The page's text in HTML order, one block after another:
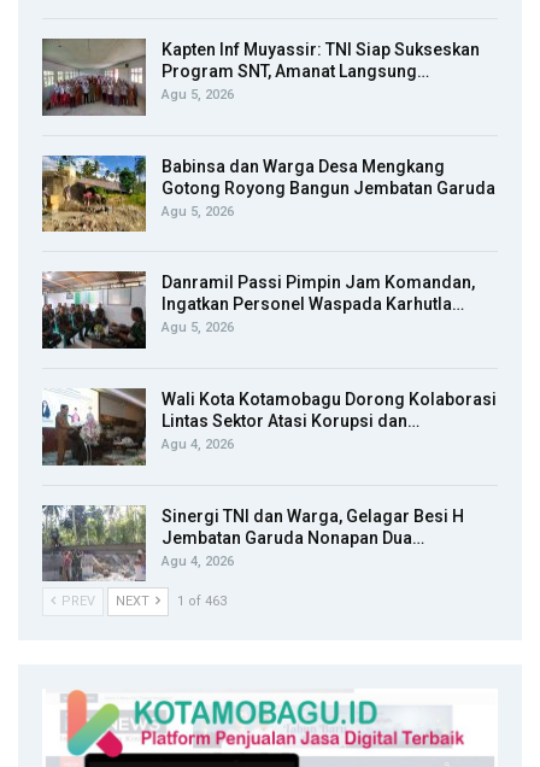
Kapten Inf Muyassir: TNI Siap Sukseskan
Program SNT, Amanat Langsung…
Agu 5, 2026
Babinsa dan Warga Desa Mengkang
Gotong Royong Bangun Jembatan Garuda
Agu 5, 2026
Danramil Passi Pimpin Jam Komandan,
Ingatkan Personel Waspada Karhutla…
Agu 5, 2026
Wali Kota Kotamobagu Dorong Kolaborasi
Lintas Sektor Atasi Korupsi dan…
Agu 4, 2026
Sinergi TNI dan Warga, Gelagar Besi H
Jembatan Garuda Nonapan Dua…
Agu 4, 2026
PREV NEXT 1 of 463